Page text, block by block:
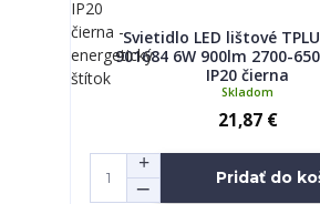
Svietidlo LED lištové
901684 6W 900lm 2700-
IP20 čierna
21,87 €
Skladom
Pridať do